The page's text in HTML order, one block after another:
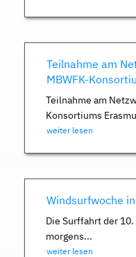
Teilnahme am
MBWFK-
Teilnahme am
Konsortiums
weiter lesen
Windsurfwoche
Die Surffahrt der
morgens...
weiter lesen